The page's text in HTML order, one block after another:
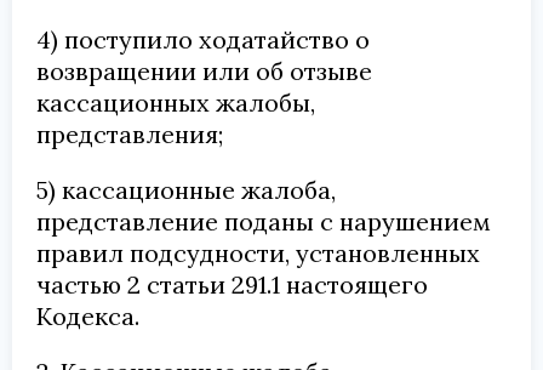
4) поступило ходатайство о
возвращении или об отзыве
кассационных жалобы,
представления;
5) кассационные жалоба,
представление поданы с нарушением
правил подсудности, установленных
частью 2 статьи 291.1 настоящего
Кодекса.